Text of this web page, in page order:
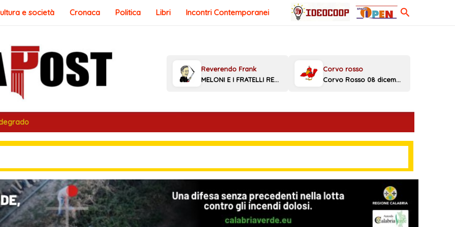
e società Cronaca Politica Libri Incontri Contemporanei Cerca
MELONI E I FRATELLI REGGINI Corvo Rosso 08 dicembre 2025